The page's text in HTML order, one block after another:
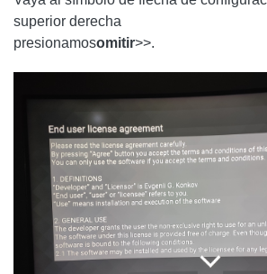
superior derecha
presionamosomitir>>.